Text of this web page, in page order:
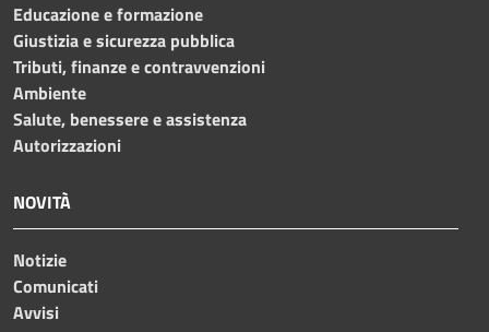
Educazione e formazione
Giustizia e sicurezza pubblica
Tributi, finanze e contravvenzioni
Ambiente
Salute, benessere e assistenza
Autorizzazioni
NOVITÀ
Notizie
Comunicati
Avvisi